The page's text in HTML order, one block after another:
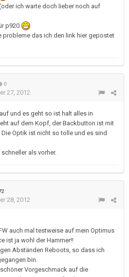
ich warte doch lieber noch auf
p920
das ich den link hier gepostet
0
27, 2012
und es geht so ist halt alles in
auf dem Kopf, der Backbutton ist mit
Optik ist nicht so tolle und es sind
als vorher.
28, 2012
auch mal testweise auf mein Optimus
ist ja wohl der Hammer!!
Abständen Reboots, so dass ich
bin.
Vorgeschmack auf die